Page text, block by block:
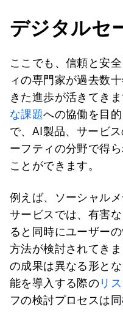
デジタルセ
ここでも、信頼と安
ィの専門家が過去数
きた進歩が活きてきま
な課題への協働を目
で、AI製品、サービ
ーフティの分野で得
ことができます。
例えば、ソーシャル
サービスでは、有害
ると同時にユーザー
方法が検討されてき
の成果は異なる形と
能を導入する際のリ
フの検討プロセスは同